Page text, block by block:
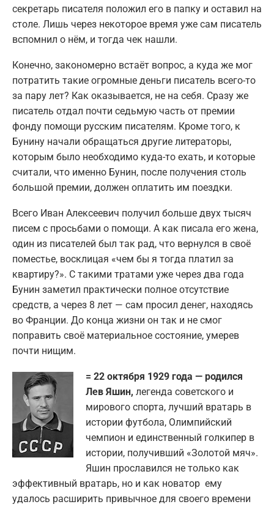
секретарь писателя положил его в папку и оставил на
столе. Лишь через некоторое время уже сам писатель
вспомнил о нём, и тогда чек нашли.
Конечно, закономерно встаёт вопрос, а куда же мог
потратить такие огромные деньги писатель всего-то
за пару лет? Как оказывается, не на себя. Сразу же
писатель отдал почти седьмую часть от премии
фонду помощи русским писателям. Кроме того, к
Бунину начали обращаться другие литераторы,
которым было необходимо куда-то ехать, и которые
считали, что именно Бунин, после получения столь
большой премии, должен оплатить им поездки.
Всего Иван Алексеевич получил больше двух тысяч
писем с просьбами о помощи. А как писала его жена,
один из писателей был так рад, что вернулся в своё
поместье, восклицая «чем бы я тогда платил за
квартиру?». С такими тратами уже через два года
Бунин заметил практически полное отсутствие
средств, а через 8 лет — сам просил денег, находясь
во Франции. До конца жизни он так и не смог
поправить своё материальное состояние, умерев
почти нищим.
= 22 октября 1929 года — родился
Лев Яшин, легенда советского и
мирового спорта, лучший вратарь в
истории футбола, Олимпийский
чемпион и единственный голкипер в
истории, получивший «Золотой мяч».
Яшин прославился не только как
эффективный вратарь, но и как новатор ему
удалось расширить привычное для своего времени